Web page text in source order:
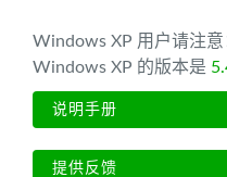
Windows XP 用户请注
Windows XP 的版本是
说明手册
提供反馈